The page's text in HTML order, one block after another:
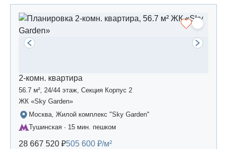
2-комн. квартира
56.7 м², 24/44 этаж, Секция Корпус 2
ЖК «Sky Garden»
Москва, Жилой комплекс "Sky Garden"
Тушинская · 15 мин. пешком
28 667 520 ₽505 600 ₽/м²